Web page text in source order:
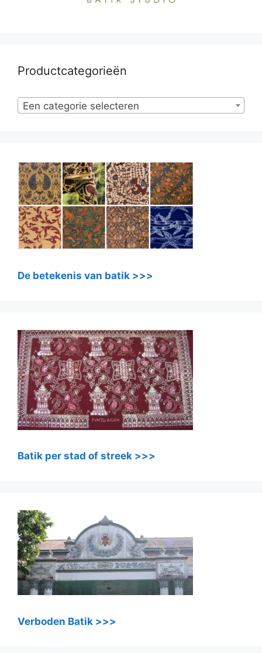
Productcategorieën
Een categorie selecteren
De betekenis van batik >>>
Batik per stad of streek >>>
Verboden Batik >>>